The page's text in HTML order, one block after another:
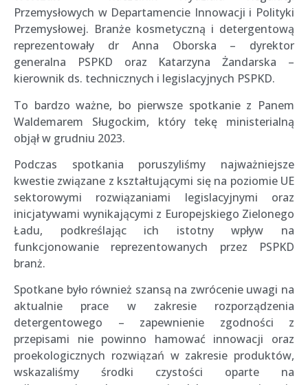
Przemysłowych w Departamencie Innowacji i Polityki
Przemysłowej. Branże kosmetyczną i detergentową
reprezentowały dr Anna Oborska – dyrektor
generalna PSPKD oraz Katarzyna Żandarska –
kierownik ds. technicznych i legislacyjnych PSPKD.
To bardzo ważne, bo pierwsze spotkanie z Panem
Waldemarem Sługockim, który tekę ministerialną
objął w grudniu 2023.
Podczas spotkania poruszyliśmy najważniejsze
kwestie związane z kształtującymi się na poziomie UE
sektorowymi rozwiązaniami legislacyjnymi oraz
inicjatywami wynikającymi z Europejskiego Zielonego
Ładu, podkreślając ich istotny wpływ na
funkcjonowanie reprezentowanych przez PSPKD
branż.
Spotkane było również szansą na zwrócenie uwagi na
aktualnie prace w zakresie rozporządzenia
detergentowego – zapewnienie zgodności z
przepisami nie powinno hamować innowacji oraz
proekologicznych rozwiązań w zakresie produktów,
wskazaliśmy środki czystości oparte na